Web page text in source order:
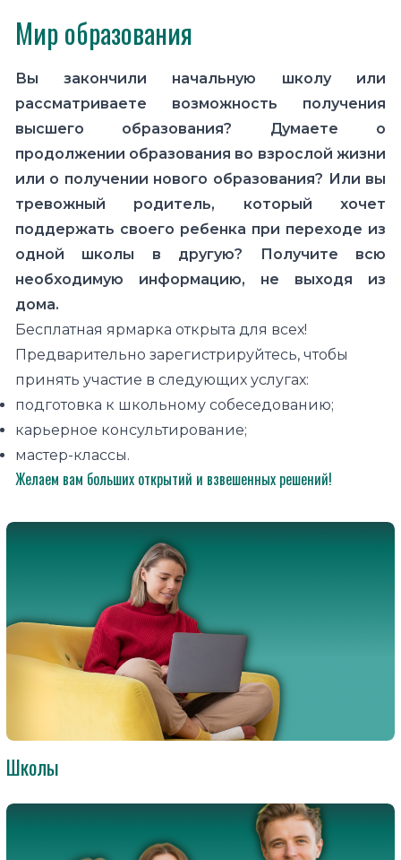
Мир образования
Вы закончили начальную школу или
рассматриваете возможность получения
высшего образования? Думаете о
продолжении образования во взрослой жизни
или о получении нового образования? Или вы
тревожный родитель, который хочет
поддержать своего ребенка при переходе из
одной школы в другую? Получите всю
необходимую информацию, не выходя из
дома.
Бесплатная ярмарка открыта для всех!
Предварительно зарегистрируйтесь, чтобы
принять участие в следующих услугах:
подготовка к школьному собеседованию;
карьерное консультирование;
мастер-классы.
Желаем вам больших открытий и взвешенных решений!
Школы